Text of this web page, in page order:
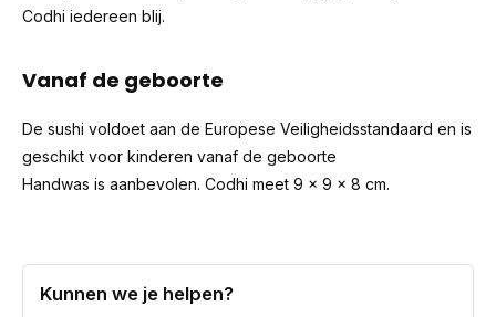
Codhi iedereen blij.
Vanaf de geboorte
De sushi voldoet aan de Europese Veiligheidsstandaard en is
geschikt voor kinderen vanaf de geboorte
Handwas is aanbevolen. Codhi meet 9 x 9 x 8 cm.
Kunnen we je helpen?